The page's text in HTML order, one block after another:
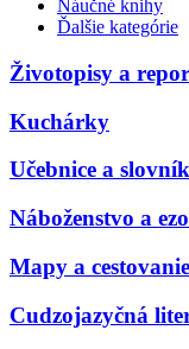
Náučné knihy
Ďalšie kategórie
Životopisy a
Kuchárky
Učebnice a
Náboženstvo a
Mapy a cestovanie
Cudzojazyčná